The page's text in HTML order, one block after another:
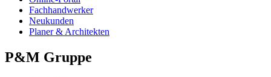
Fachhandwerker
Neukunden
Planer & Architekten
P&M Gruppe